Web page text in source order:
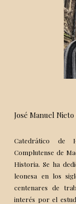
José Manuel Nieto
Catedrático de
Complutense de
Historia. Se ha
leonesa en los
centenares de
interés por el